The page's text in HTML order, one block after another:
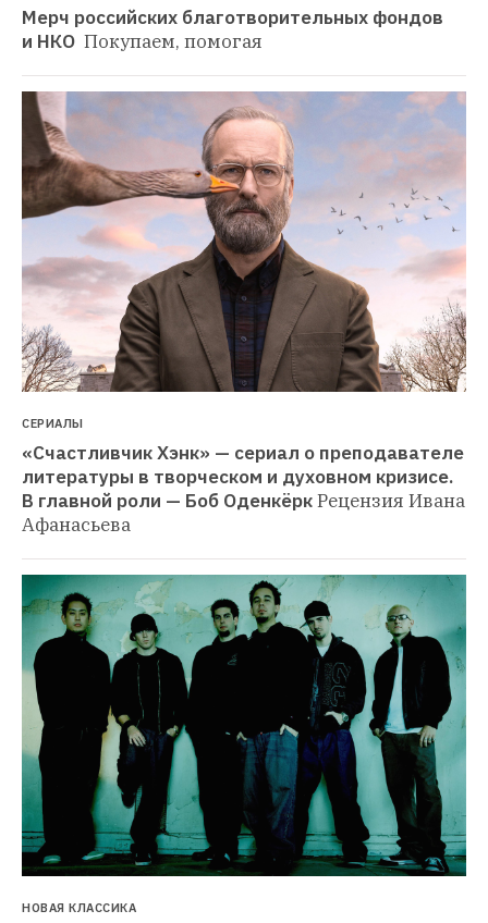
Мерч российских благотворительных фондов
и НКО Покупаем, помогая
СЕРИАЛЫ
«Счастливчик Хэнк» — сериал о преподавателе
литературы в творческом и духовном кризисе.
В главной роли — Боб ОденкёркРецензия Ивана
Афанасьева
НОВАЯ КЛАССИКА